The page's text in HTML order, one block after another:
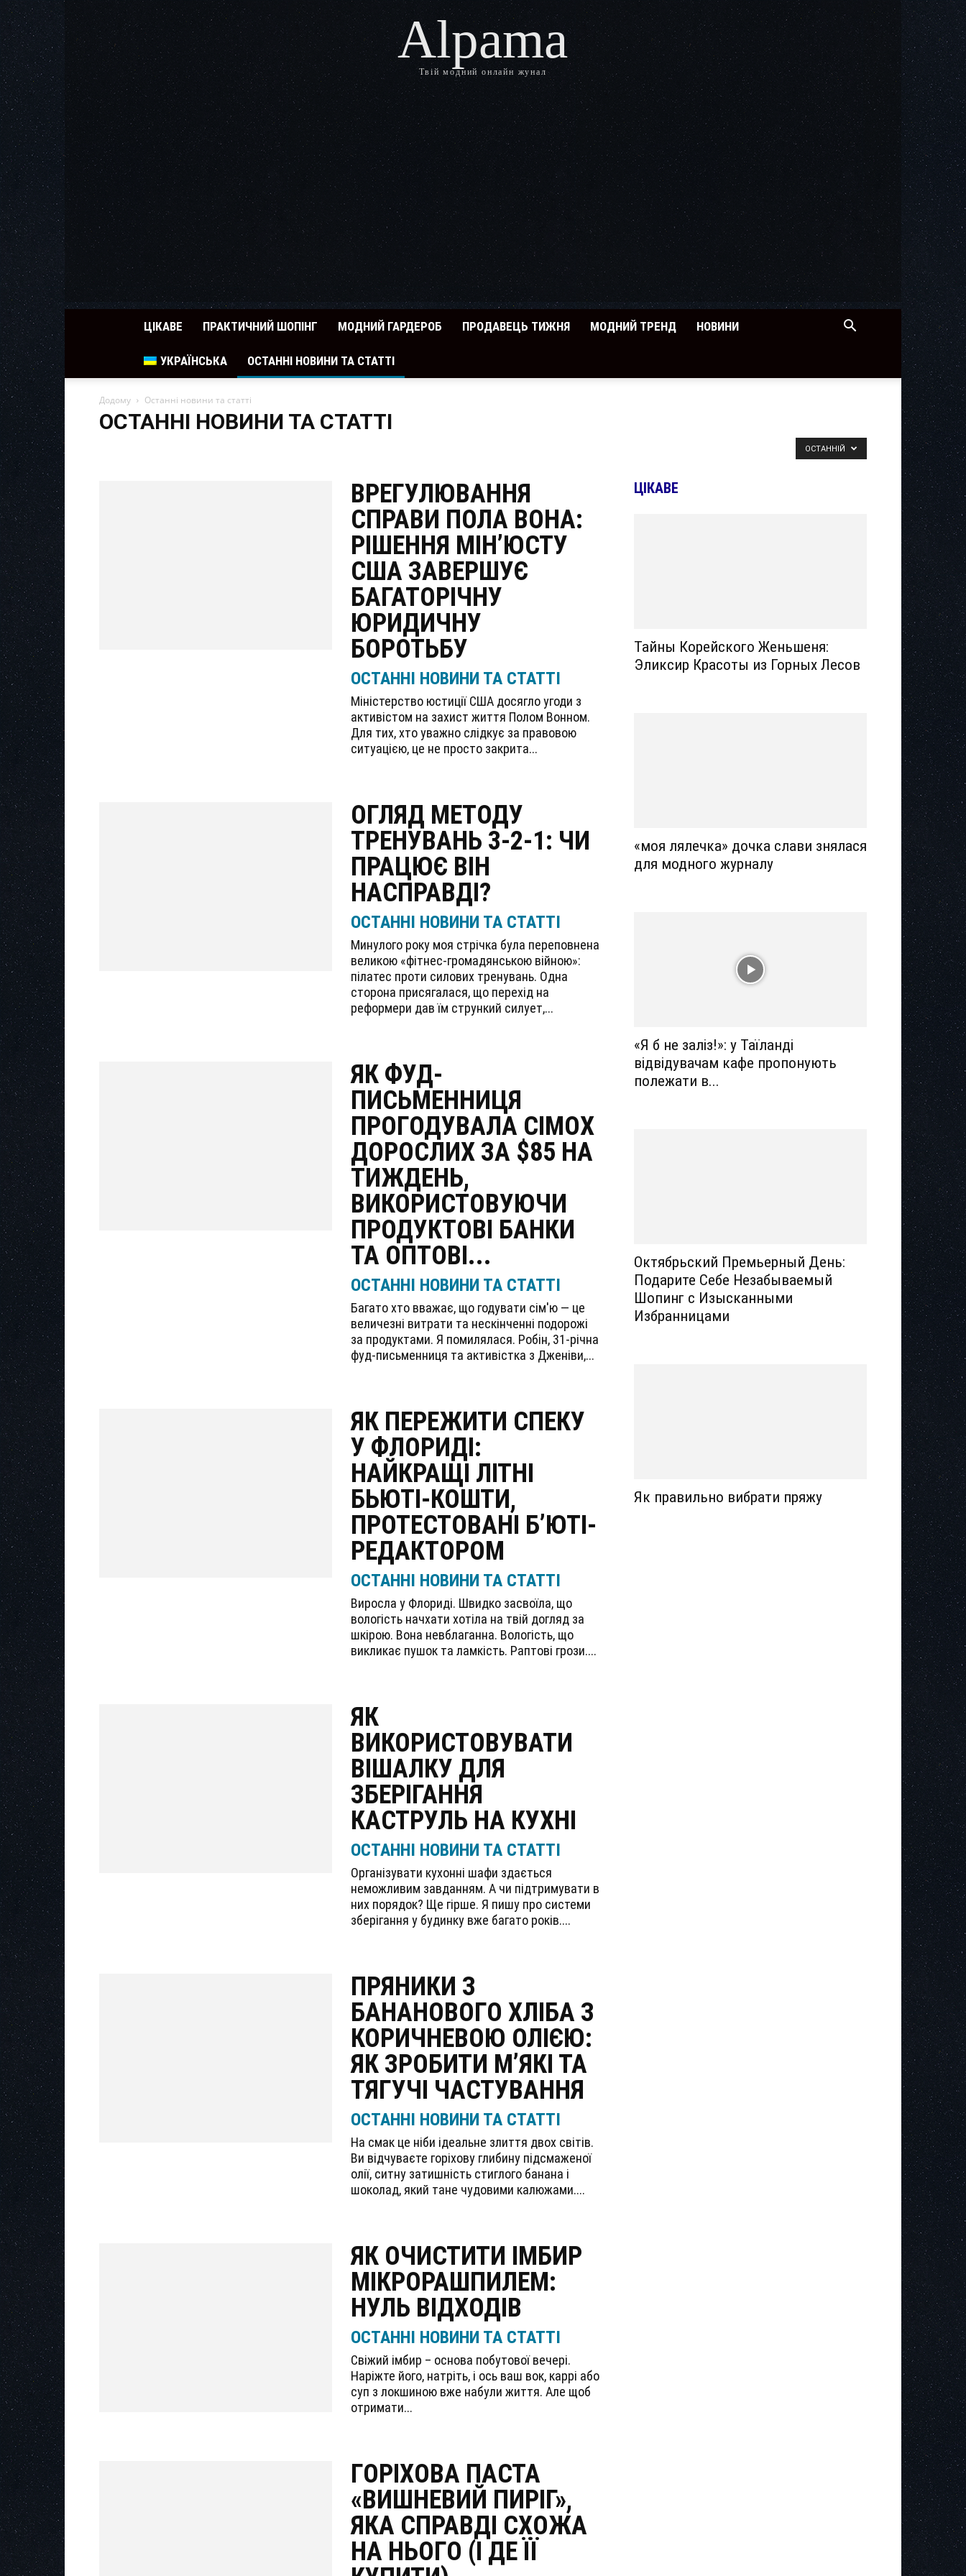
Alpama
Твій модний онлайн жунал
ЦІКАВЕ ПРАКТИЧНИЙ ШОПІНГ МОДНИЙ ГАРДЕРОБ ПРОДАВЕЦЬ ТИЖНЯ МОДНИЙ ТРЕНД НОВИНИ
УКРАЇНСЬКА ОСТАННІ НОВИНИ ТА СТАТТІ
Додому Останні новини та статті
ОСТАННІ НОВИНИ ТА СТАТТІ
ОСТАННІЙ
ВРЕГУЛЮВАННЯ
СПРАВИ ПОЛА ВОНА:
РІШЕННЯ МІН’ЮСТУ
США ЗАВЕРШУЄ
БАГАТОРІЧНУ
ЮРИДИЧНУ
БОРОТЬБУ
ОСТАННІ НОВИНИ ТА СТАТТІ
Міністерство юстиції США досягло угоди з
активістом на захист життя Полом Вонном.
Для тих, хто уважно слідкує за правовою
ситуацією, це не просто закрита...
ОГЛЯД МЕТОДУ
ТРЕНУВАНЬ 3-2-1: ЧИ
ПРАЦЮЄ ВІН
НАСПРАВДІ?
ОСТАННІ НОВИНИ ТА СТАТТІ
Минулого року моя стрічка була переповнена
великою «фітнес-громадянською війною»:
пілатес проти силових тренувань. Одна
сторона присягалася, що перехід на
реформери дав їм стрункий силует,...
ЯК ФУД-
ПИСЬМЕННИЦЯ
ПРОГОДУВАЛА СІМОХ
ДОРОСЛИХ ЗА $85 НА
ТИЖДЕНЬ,
ВИКОРИСТОВУЮЧИ
ПРОДУКТОВІ БАНКИ
ТА ОПТОВІ...
ОСТАННІ НОВИНИ ТА СТАТТІ
Багато хто вважає, що годувати сім'ю — це
величезні витрати та нескінченні подорожі
за продуктами. Я помилялася. Робін, 31-річна
фуд-письменниця та активістка з Дженіви,...
ЯК ПЕРЕЖИТИ СПЕКУ
У ФЛОРИДІ:
НАЙКРАЩІ ЛІТНІ
БЬЮТІ-КОШТИ,
ПРОТЕСТОВАНІ Б’ЮТІ-
РЕДАКТОРОМ
ОСТАННІ НОВИНИ ТА СТАТТІ
Виросла у Флориді. Швидко засвоїла, що
вологість начхати хотіла на твій догляд за
шкірою. Вона невблаганна. Вологість, що
викликає пушок та ламкість. Раптові грози....
ЯК
ВИКОРИСТОВУВАТИ
ВІШАЛКУ ДЛЯ
ЗБЕРІГАННЯ
КАСТРУЛЬ НА КУХНІ
ОСТАННІ НОВИНИ ТА СТАТТІ
Організувати кухонні шафи здається
неможливим завданням. А чи підтримувати в
них порядок? Ще гірше. Я пишу про системи
зберігання у будинку вже багато років....
ПРЯНИКИ З
БАНАНОВОГО ХЛІБА З
КОРИЧНЕВОЮ ОЛІЄЮ:
ЯК ЗРОБИТИ М’ЯКІ ТА
ТЯГУЧІ ЧАСТУВАННЯ
ОСТАННІ НОВИНИ ТА СТАТТІ
На смак це ніби ідеальне злиття двох світів.
Ви відчуваєте горіхову глибину підсмаженої
олії, ситну затишність стиглого банана і
шоколад, який тане чудовими калюжами....
ЯК ОЧИСТИТИ ІМБИР
МІКРОРАШПИЛЕМ:
НУЛЬ ВІДХОДІВ
ОСТАННІ НОВИНИ ТА СТАТТІ
Свіжий імбир – основа побутової вечері.
Наріжте його, натріть, і ось ваш вок, каррі або
суп з локшиною вже набули життя. Але щоб
отримати...
ГОРІХОВА ПАСТА
«ВИШНЕВИЙ ПИРІГ»,
ЯКА СПРАВДІ СХОЖА
НА НЬОГО (І ДЕ ЇЇ
ЦІКАВЕ
Тайны Корейского Женьшеня:
Эликсир Красоты из Горных Лесов
«моя лялечка» дочка слави знялася
для модного журналу
«Я б не заліз!»: у Таїланді
відвідувачам кафе пропонують
полежати в...
Октябрьский Премьерный День:
Подарите Себе Незабываемый
Шопинг с Изысканными
Избранницами
Як правильно вибрати пряжу